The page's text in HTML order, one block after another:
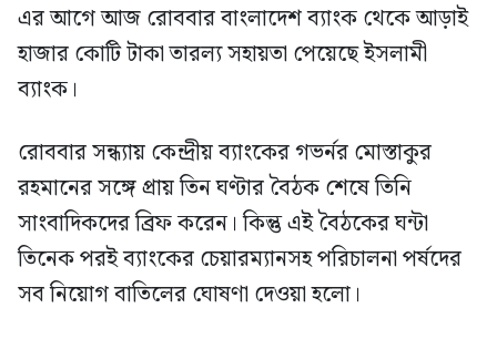
এর আগে আজ রোববার বাংলাদেশ ব্যাংক থেকে আড়াই
হাজার কোটি টাকা তারল্য সহায়তা পেয়েছে ইসলামী
ব্যাংক।
রোববার সন্ধ্যায় কেন্দ্রীয় ব্যাংকের গভর্নর মোস্তাকুর
রহমানের সঙ্গে প্রায় তিন ঘণ্টার বৈঠক শেষে তিনি
সাংবাদিকদের ব্রিফ করেন। কিন্তু এই বৈঠকের ঘন্টা
তিনেক পরই ব্যাংকের চেয়ারম্যানসহ পরিচালনা পর্ষদের
সব নিয়োগ বাতিলের ঘোষণা দেওয়া হলো।